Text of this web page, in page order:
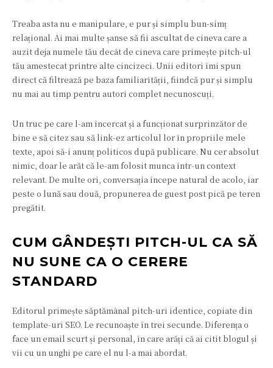
Treaba asta nu e manipulare, e pur și simplu bun-simț
relațional. Ai mai multe șanse să fii ascultat de cineva care a
auzit deja numele tău decât de cineva care primește pitch-ul
tău amestecat printre alte cincizeci. Unii editori îmi spun
direct că filtrează pe baza familiarității, fiindcă pur și simplu
nu mai au timp pentru autori complet necunoscuți.
Un truc pe care l-am încercat și a funcționat surprinzător de
bine e să citez sau să link-ez articolul lor în propriile mele
texte, apoi să-i anunț politicos după publicare. Nu cer absolut
nimic, doar le arăt că le-am folosit munca într-un context
relevant. De multe ori, conversația începe natural de acolo, iar
peste o lună sau două, propunerea de guest post pică pe teren
pregătit.
CUM GÂNDEȘTI PITCH-UL CA SĂ
NU SUNE CA O CERERE
STANDARD
Editorul primește săptămânal pitch-uri identice, copiate din
template-uri SEO. Le recunoaște în trei secunde. Diferența o
face un email scurt și personal, în care arăți că ai citit blogul și
vii cu un unghi pe care el nu l-a mai abordat.